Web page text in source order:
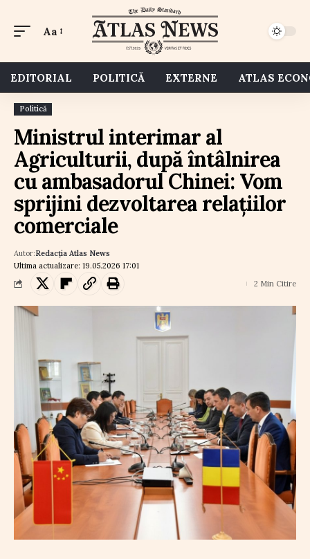
Aa
EDITORIAL POLITICĂ EXTERNE ATLAS
Politică
Ministrul interimar al
Agriculturii, după întâlnirea
cu ambasadorul Chinei: Vom
sprijini dezvoltarea relațiilor
comerciale
Ultima actualizare: 19.05.2026 17:01
Autor:Redacția Atlas News
2 Min Citire